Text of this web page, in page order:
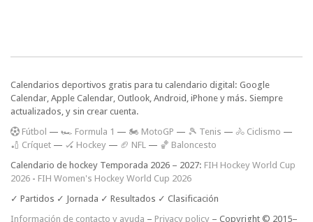
Calendarios deportivos gratis para tu calendario digital: Google
Calendar, Apple Calendar, Outlook, Android, iPhone y más. Siempre
actualizados, y sin crear cuenta.
Fútbol — 🏎️ Formula 1 — 🏍 MotoGP — 🎾 Tenis — 🚴 Ciclismo —
🏏 Críquet — 🏑 Hockey — 🏈 NFL — 🏀 Baloncesto
Calendario de hockey Temporada 2026 – 2027: FIH Hockey World Cup
2026 - FIH Women's Hockey World Cup 2026
✓ Partidos ✓ Jornada ✓ Resultados ✓ Clasificación
Información de contacto y ayuda – Privacy policy – Copyright © 2015–